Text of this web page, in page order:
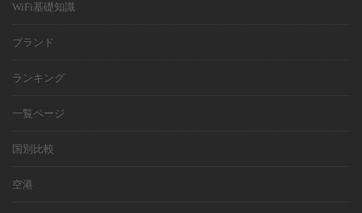
WiFi基礎知識
ブランド
ランキング
一覧ページ
国別比較
空港